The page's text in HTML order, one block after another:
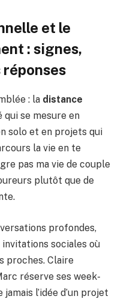
et le
: signes,
: la distance
qui se mesure en
solo et en projets qui
la vie en te
pas ma vie de couple
plutôt que de
profondes,
sociales où
proches. Claire
réserve ses week-
l’idée d’un projet